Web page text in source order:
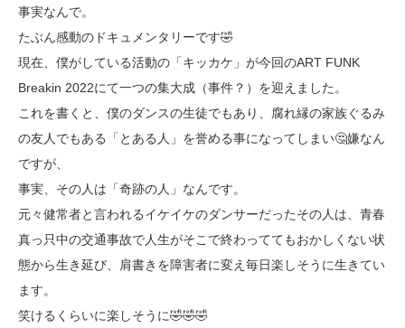
事実なんで。
たぶん感動のドキュメンタリーです🤣
現在、僕がしている活動の「キッカケ」が今回のART FUNK
Breakin 2022にて一つの集大成（事件？）を迎えました。
これを書くと、僕のダンスの生徒でもあり、腐れ縁の家族ぐるみ
の友人でもある「とある人」を誉める事になってしまい🤔嫌なん
ですが、
事実、その人は「奇跡の人」なんです。
元々健常者と言われるイケイケのダンサーだったその人は、青春
真っ只中の交通事故で人生がそこで終わっててもおかしくない状
態から生き延び、肩書きを障害者に変え毎日楽しそうに生きてい
ます。
笑けるくらいに楽しそうに🤣🤣🤣